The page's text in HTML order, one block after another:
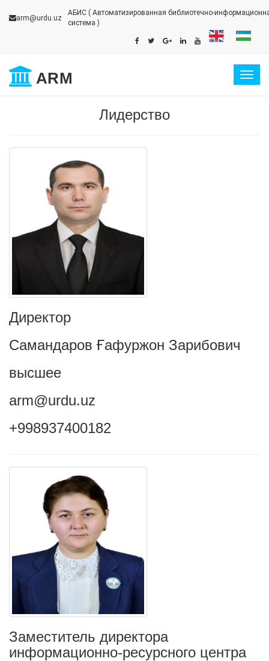
arm@urdu.uz
АБИС ( Автоматизированная библиотечно-
система )
ARM
Лидерство
Директор
Самандаров Ғафуржон Зарибович
высшее
arm@urdu.uz
+998937400182
Заместитель директора
информационно-ресурсного центра